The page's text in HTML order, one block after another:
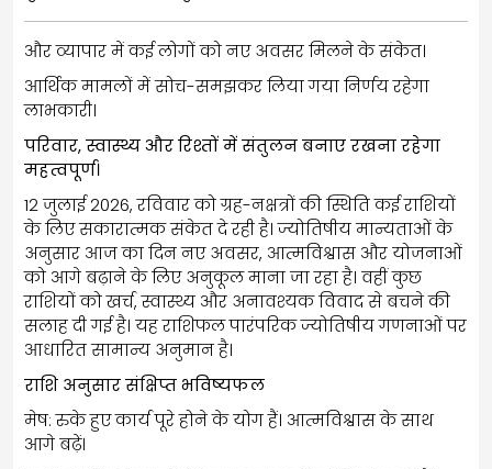
और व्यापार में कई लोगों को नए अवसर मिलने के संकेत।
आर्थिक मामलों में सोच-समझकर लिया गया निर्णय रहेगा
लाभकारी।
परिवार, स्वास्थ्य और रिश्तों में संतुलन बनाए रखना रहेगा
महत्वपूर्ण।
12 जुलाई 2026, रविवार को ग्रह-नक्षत्रों की स्थिति कई राशियों
के लिए सकारात्मक संकेत दे रही है। ज्योतिषीय मान्यताओं के
अनुसार आज का दिन नए अवसर, आत्मविश्वास और योजनाओं
को आगे बढ़ाने के लिए अनुकूल माना जा रहा है। वहीं कुछ
राशियों को खर्च, स्वास्थ्य और अनावश्यक विवाद से बचने की
सलाह दी गई है। यह राशिफल पारंपरिक ज्योतिषीय गणनाओं पर
आधारित सामान्य अनुमान है।
राशि अनुसार संक्षिप्त भविष्यफल
मेष: रुके हुए कार्य पूरे होने के योग हैं। आत्मविश्वास के साथ
आगे बढ़ें।